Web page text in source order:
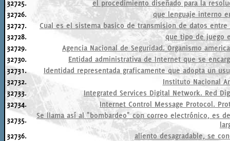
32725.
el procedimiento diseñado para la
32726.
que lenguaje interno
32727.
Cual es el sistema basico de transmision de datos entre
32728.
que tipo de juego
32729.
Agencia Nacional de Seguridad. Organismo
32730.
Entidad administrativa de Internet que se
32731.
Identidad representada graficamente que adopta un
32732.
Instituto Nacional
32733.
Integrated Services Digital Network. Red
32734.
Internet Control Message Protocol.
32735.
Se llama así al "bombardeo" con correo electrónico, es
32736.
aliento desagradable, se